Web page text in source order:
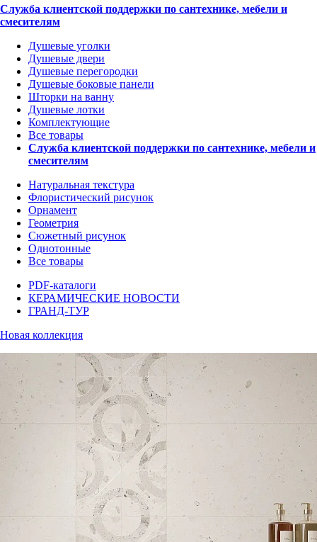
Служба клиентской поддержки по сантехнике, мебели и
смесителям
Душевые уголки
Душевые двери
Душевые перегородки
Душевые боковые панели
Шторки на ванну
Душевые лотки
Комплектующие
Все товары
Служба клиентской поддержки по сантехнике, мебели и
смесителям
Натуральная текстура
Флористический рисунок
Орнамент
Геометрия
Сюжетный рисунок
Однотонные
Все товары
PDF-каталоги
КЕРАМИЧЕСКИЕ НОВОСТИ
ГРАНД-ТУР
Новая коллекция